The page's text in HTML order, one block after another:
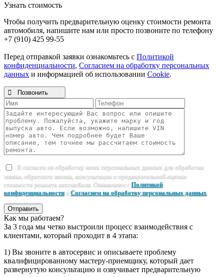
Узнать стоимость
Чтобы получить предварительную оценку стоимости ремонта
автомобиля, напишите нам или просто позвоните по телефону
+7 (910) 425 99-55
Перед отправкой заявки ознакомьтесь с Политикой
конфиденциальности, Согласием на обработку персональных
данных и информацией об использовании Cookie.
 Позвонить
Я согласен на обработку моих персональных данных для обработки
заявки, обратного звонка, консультации и предварительной оценки
стоимости ремонта автомобиля. Ознакомлен с Политикой
конфиденциальностии Согласием на обработку персональных данных
Отправить
Как мы работаем?
За 3 года мы четко выстроили процесс взаимодействия с
клиентами, который проходит в 4 этапа:
1) Вы звоните в автосервис и описываете проблему
квалифицированному мастеру-приемщику, который дает
развернутую консультацию и озвучивает предварительную